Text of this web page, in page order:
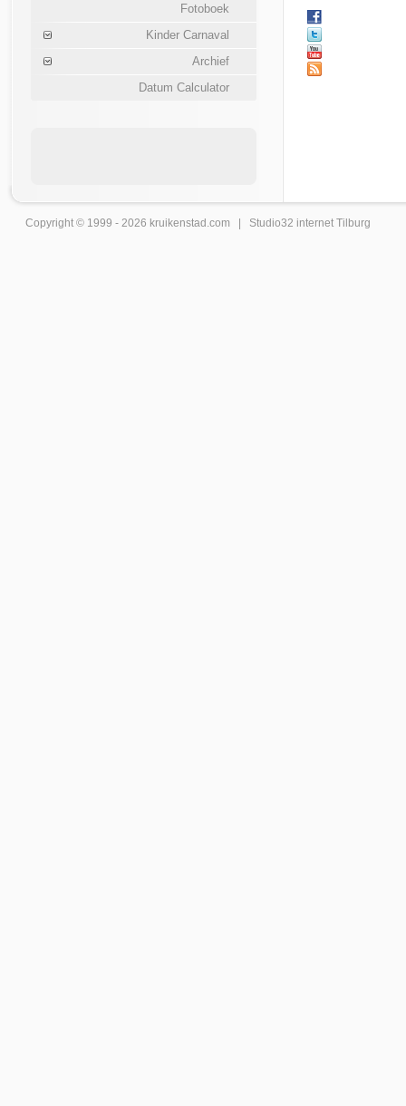
Fotoboek
Kinder Carnaval
Archief
Datum Calculator
Copyright © 1999 - 2026 kruikenstad .com | Studio32 internet Tilburg